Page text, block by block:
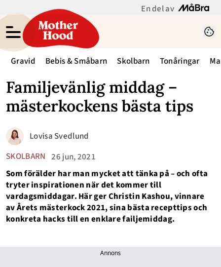
En del av
Gravid Bebis & Småbarn Skolbarn Tonåringar
Familjevänlig middag –
mästerkockens bästa tips
SKOLBARN 26 jun, 2021
Lovisa Svedlund
Som förälder har man mycket att tänka på – och ofta
tryter inspirationen när det kommer till
vardagsmiddagar. Här ger Christin Kashou, vinnare
av Årets mästerkock 2021, sina bästa recepttips och
konkreta hacks till en enklare failjemiddag.
Annons